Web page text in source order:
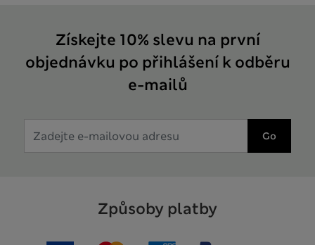
Získejte 10% slevu na první
objednávku po přihlášení k odběru
e-mailů
Go
Způsoby platby